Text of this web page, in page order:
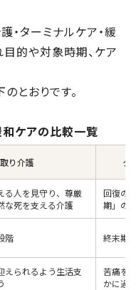
・ターミナルケア・緩
的や対象時期、ケア
とおりです。
和ケアの比較一覧
り介護 タ
る人を見守り、尊厳
な死を支える介護
回復の
期」の
階 終末期
えられるよう生活支
苦痛を
かに過